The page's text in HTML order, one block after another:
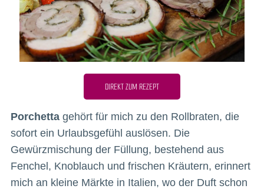
DIREKT ZUM REZEPT
Porchettagehört für mich zu den Rollbraten, die
sofort ein Urlaubsgefühl auslösen. Die
Gewürzmischung der Füllung, bestehend aus
Fenchel, Knoblauch und frischen Kräutern, erinnert
mich an kleine Märkte in Italien, wo der Duft schon